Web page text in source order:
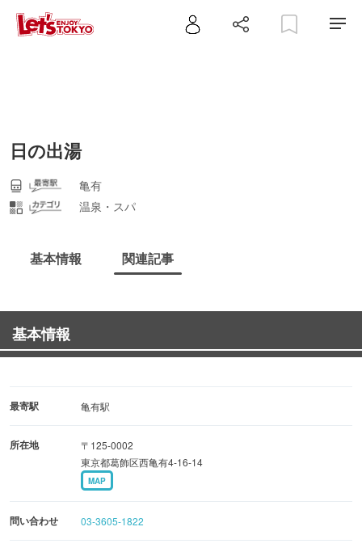
日の出湯
亀有
温泉・スパ
基本情報 関連記事
基本情報
最寄駅 亀有駅
所在地
〒125-0002
東京都葛飾区西亀有4-16-14
MAP
問い合わせ 03-3605-1822